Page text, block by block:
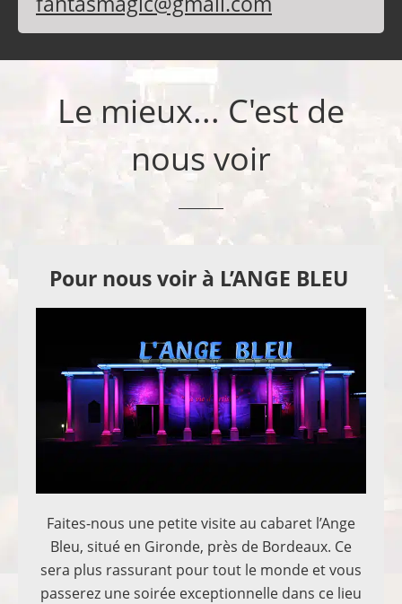
Le mieux... C'est de
nous voir
Pour nous voir à L’ANGE BLEU
Faites-nous une petite visite au cabaret l’Ange
Bleu, situé en Gironde, près de Bordeaux. Ce
sera plus rassurant pour tout le monde et vous
passerez une soirée exceptionnelle dans ce lieu